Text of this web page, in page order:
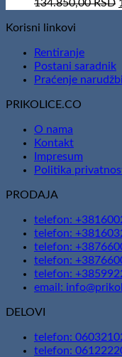
134.850,00RSD
Korisni linkovi
Rentiranje
Postani saradnik
Praćenje
PRIKOLICE.CO
O nama
Kontakt
Impresum
Politika
PRODAJA
telefon:
telefon:
telefon:
telefon:
telefon:
email:
DELOVI
telefon:
telefon: